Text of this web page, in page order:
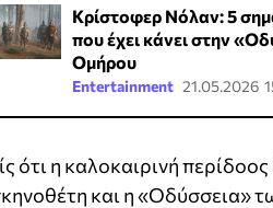
Κρίστοφερ Νόλαν: 5
που έχει κάνει στην
Ομήρου
Entertainment 21.05.2026
ότι η καλοκαιρινή περίδοος
και η «Οδύσσεια»